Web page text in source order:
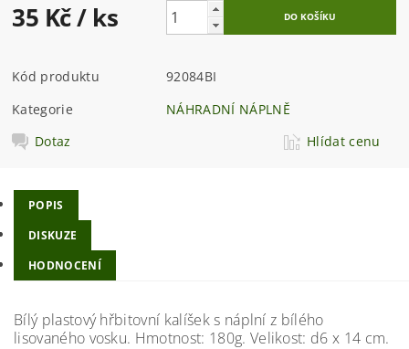
35 Kč/ ks
Kód produktu
92084BI
Kategorie
NÁHRADNÍ NÁPLNĚ
Dotaz
Hlídat cenu
POPIS
DISKUZE
HODNOCENÍ
Bílý plastový hřbitovní kalíšek s náplní z bílého
lisovaného vosku. Hmotnost: 180g. Velikost: d6 x 14 cm.